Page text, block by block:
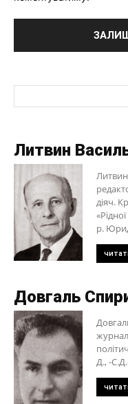
Литвин
Литвин
діяч.
р.
Довгаль
Д., -